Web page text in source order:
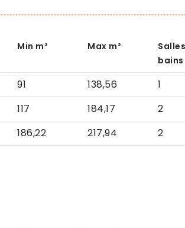
Min m² Max m²
bains
91 138,56
1
117
184,17
2
186,22
217,94 2